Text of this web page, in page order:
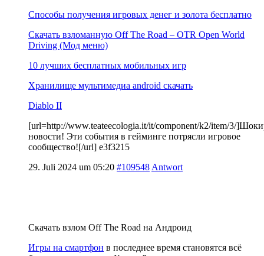
Способы получения игровых денег и золота бесплатно
Скачать взломанную Off The Road – OTR Open World
Driving (Мод меню)
10 лучших бесплатных мобильных игр
Хранилище мультимедиа android скачать
Diablo II
[url=http://www.teateecologia.it/it/component/k2/item/3/
новости! Эти события в гейминге потрясли игровое
сообщество![/url] e3f3215
29. Juli 2024 um 05:20 #109548 Antwort
Скачать взлом Off The Road на Андроид
Игры на смартфон в последнее время становятся всё